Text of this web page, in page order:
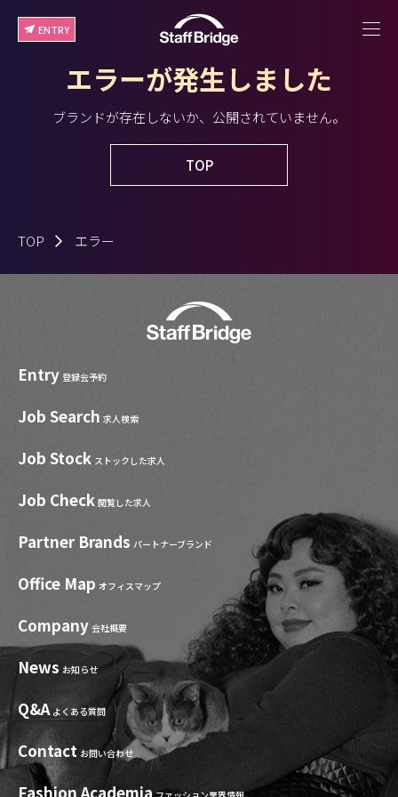
ENTRY
エラーが発生しました
ブランドが存在しないか、公開されていません。
TOP
TOP エラー
Entry 登録会予約
Job Search 求人検索
Job Stock ストックした求人
Job Check 閲覧した求人
Partner Brands パートナーブランド
Office Map オフィスマップ
Company 会社概要
News お知らせ
Q&A よくある質問
Contact お問い合わせ
Fashion Academia